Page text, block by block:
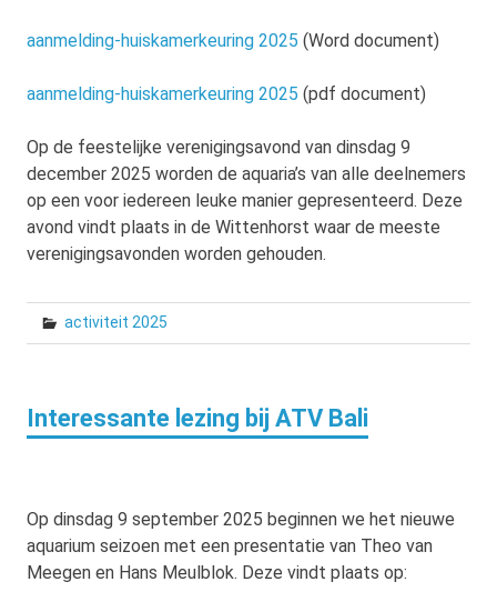
aanmelding-huiskamerkeuring 2025 (Word document)
aanmelding-huiskamerkeuring 2025 (pdf document)
Op de feestelijke verenigingsavond van dinsdag 9
december 2025 worden de aquaria’s van alle deelnemers
op een voor iedereen leuke manier gepresenteerd. Deze
avond vindt plaats in de Wittenhorst waar de meeste
verenigingsavonden worden gehouden.
activiteit 2025
Interessante lezing bij ATV Bali
Op dinsdag 9 september 2025 beginnen we het nieuwe
aquarium seizoen met een presentatie van Theo van
Meegen en Hans Meulblok. Deze vindt plaats op: